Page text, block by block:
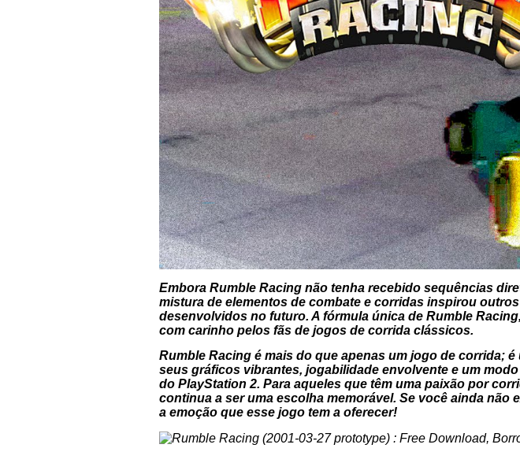
Embora Rumble Racing não tenha recebido sequências
mistura de elementos de combate e corridas inspirou
desenvolvidos no futuro. A fórmula única de Rumble
com carinho pelos fãs de jogos de corrida clássicos.
Rumble Racing é mais do que apenas um jogo de corrida;
seus gráficos vibrantes, jogabilidade envolvente e um
do PlayStation 2. Para aqueles que têm uma paixão por
continua a ser uma escolha memorável. Se você ainda
a emoção que esse jogo tem a oferecer!